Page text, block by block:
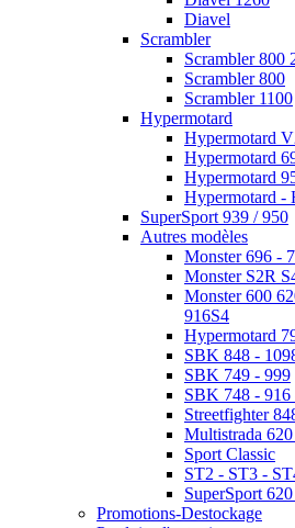
Diavel
Scrambler
Scrambler 800
Scrambler 800
Scrambler 1100
Hypermotard
Hypermotard
Hypermotard
Hypermotard
Hypermotard -
SuperSport 939 / 950
Autres modèles
Monster 696 -
Monster S2R
Monster 600
916S4
Hypermotard
SBK 848 -
SBK 749 - 999
SBK 748 - 916
Streetfighter
Multistrada
Sport Classic
ST2 - ST3 -
SuperSport
Promotions-Destockage